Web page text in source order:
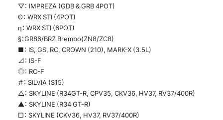
▽： IMPREZA (GDB & GRB 4POT)
Θ： WRX STI (4POT)
η： WRX STI (6POT)
§：GR86/BRZ Brembo(ZN8/ZC8)
■： IS, GS, RC, CROWN (210), MARK-X (3.5L)
⊿： IS-F
◎： RC-F
＃： SILVIA (S15)
△： SKYLINE (R34GT-R, CPV35, CKV36, HV37, RV37/400R)
▲： SKYLINE (R34 GT-R)
□： SKYLINE (CKV36, HV37, RV37/400R)